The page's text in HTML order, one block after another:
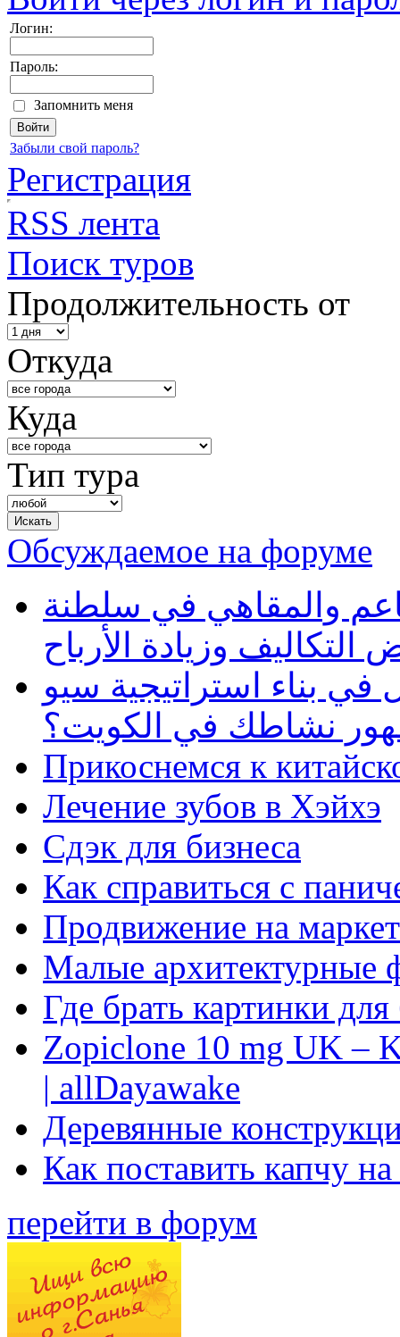
Логин:
Пароль:
Запомнить меня
Забыли свой пароль?
Регистрация
RSS лента
Поиск туров
Продолжительность от
Откуда
Куда
Тип тура
Обсуждаемое на форуме
والمقاهي في سلطنة
وزيادة الأرباح
بناء استراتيجية سيو
نشاطك في الكويت؟
Прикоснемся к
Лечение зубов в Хэйхэ
Сдэк для бизнеса
Как справиться с
Продвижение на
Малые архитектурные
Где брать картинки
Zopiclone 10 mg UK –
| allDayawake
Деревянные
Как поставить капчу
перейти в форум